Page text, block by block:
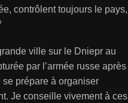
contrôlent toujours le pays,
ville sur le Dniepr au
par l’armée russe après
prépare à organiser
Je conseille vivement à ces